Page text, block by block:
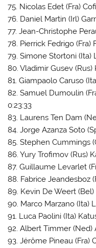
75. Nicolas Edet (Fra)
76. Daniel Martin (Irl)
77. Jean-Christophe
78. Pierrick Fedrigo (Fra)
79. Simone Stortoni (Ita)
80. Vladimir Gusev (Rus)
81. Giampaolo Caruso
82. Samuel Dumoulin
0:23:33
83. Laurens Ten Dam
84. Jorge Azanza Soto
85. Stephen Cummings
86. Yury Trofimov (Rus)
87. Guillaume Levarlet
88. Fabrice Jeandesboz
89. Kevin De Weert
90. Marco Marzano (Ita)
91. Luca Paolini (Ita)
92. Albert Timmer (Ned)
93. Jérôme Pineau (Fra)